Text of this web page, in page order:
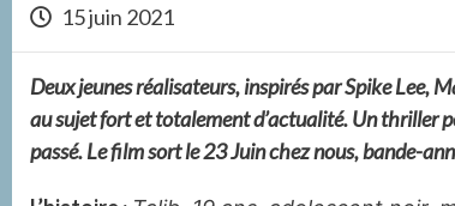
15 juin 2021
Deux jeunes réalisateurs, inspirés par Spike
au sujet fort et totalement d’actualité. Un thriller
passé. Le film sort le 23 Juin chez nous, bande-